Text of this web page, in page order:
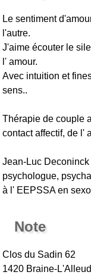
Le sentiment
l'autre.
J'aime écouter le
l' amour.
Avec intuition et
sens..
Thérapie de couple
contact affectif, de l'
Jean-Luc Deconinck
psychologue,
à l' EEPSSA en
Note
Clos du Sadin 62
1420 Braine-L'Alleud